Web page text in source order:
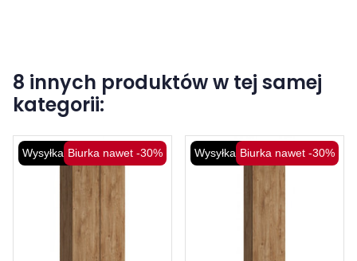
8 innych produktów w tej samej
kategorii:
Wysyłka 48HBiurka nawet -30% Wysyłka 48HBiurka nawet -30%